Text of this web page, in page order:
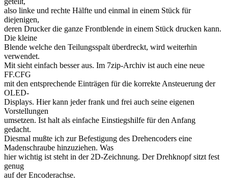
also linke und rechte Hälfte und einmal in einem Stück für
diejenigen,
deren Drucker die ganze Frontblende in einem Stück drucken kann.
Die kleine
Blende welche den Teilungsspalt überdreckt, wird weiterhin
verwendet.
Mit sieht einfach besser aus. Im 7zip-Archiv ist auch eine neue
FF.CFG
mit den entsprechende Einträgen für die korrekte Ansteuerung der
OLED-
Displays. Hier kann jeder frank und frei auch seine eigenen
Vorstellungen
umsetzen. Ist halt als einfache Einstiegshilfe für den Anfang
gedacht.
Diesmal mußte ich zur Befestigung des Drehencoders eine
Madenschraube hinzuziehen. Was
hier wichtig ist steht in der 2D-Zeichnung. Der Drehknopf sitzt fest
genug
auf der Encoderachse.